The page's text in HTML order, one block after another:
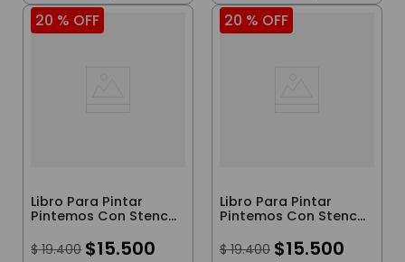
20 % OFF
Libro Para Pintar
Pintemos Con Stencil
$ 19.400 $15.500
20 % OFF
Libro Para Pintar
Pintemos Con Stencil
Princesas
$ 19.400 $15.500